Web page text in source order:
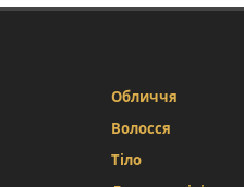
Обличчя
Волосся
Тіло